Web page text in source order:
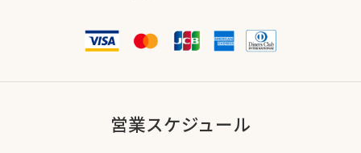
営業スケジュール